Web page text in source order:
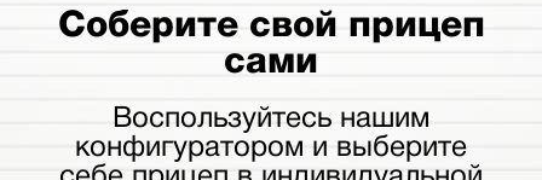
Соберите свой прицеп
сами
Воспользуйтесь нашим
конфигуратором и выберите